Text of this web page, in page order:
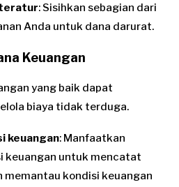
: Sisihkan sebagian dari
Anda untuk dana darurat.
Keuangan
yang baik dapat
biaya tidak terduga.
keuangan: Manfaatkan
keuangan untuk mencatat
memantau kondisi keuangan